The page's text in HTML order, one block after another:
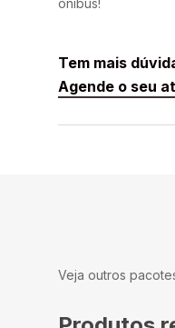
Tem mais
Agende o seu
Veja outros